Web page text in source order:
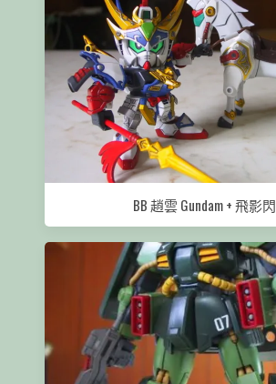
BB 趙雲 Gundam + 飛影閃